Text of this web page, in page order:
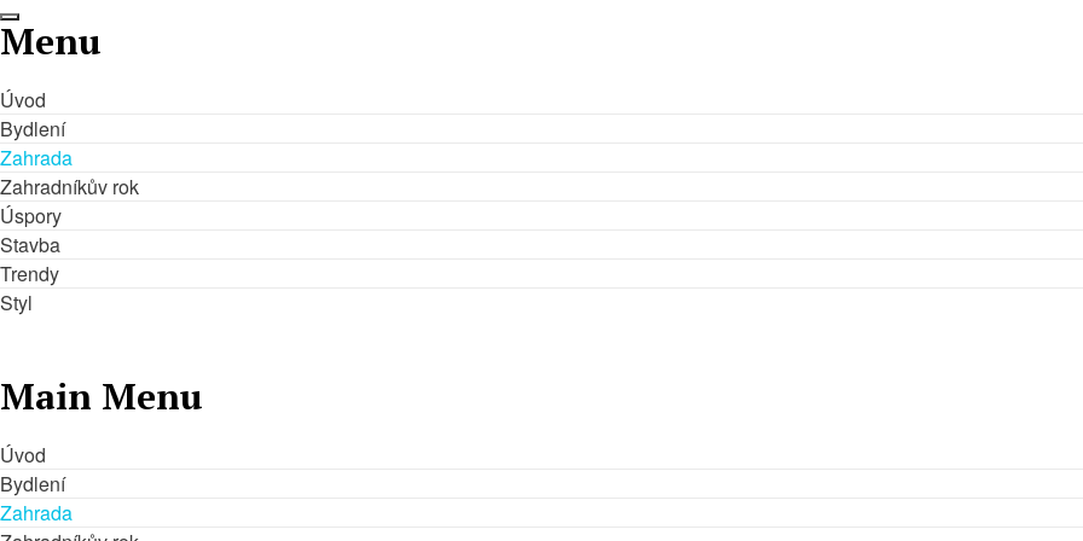
Menu
Úvod
Bydlení
Zahrada
Zahradníkův rok
Úspory
Stavba
Trendy
Styl
Main Menu
Úvod
Bydlení
Zahrada